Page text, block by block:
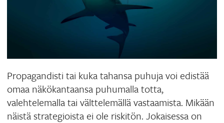
Propagandisti tai kuka tahansa puhuja voi edistää
omaa näkökantaansa puhumalla totta,
valehtelemalla tai välttelemällä vastaamista. Mikään
näistä strategioista ei ole riskitön. Jokaisessa on